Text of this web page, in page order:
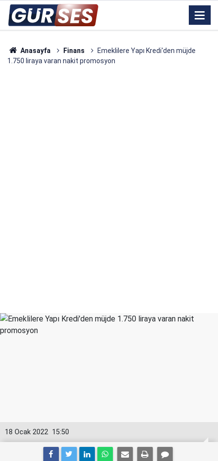
Anasayfa Finans
Emeklilere Yapı Kredi'den müjde
1.750 liraya varan nakit promosyon
15:50
18 Ocak 2022